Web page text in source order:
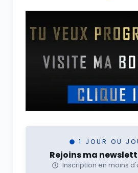
1 JOUR OU
Rejoins ma
Inscription en moins